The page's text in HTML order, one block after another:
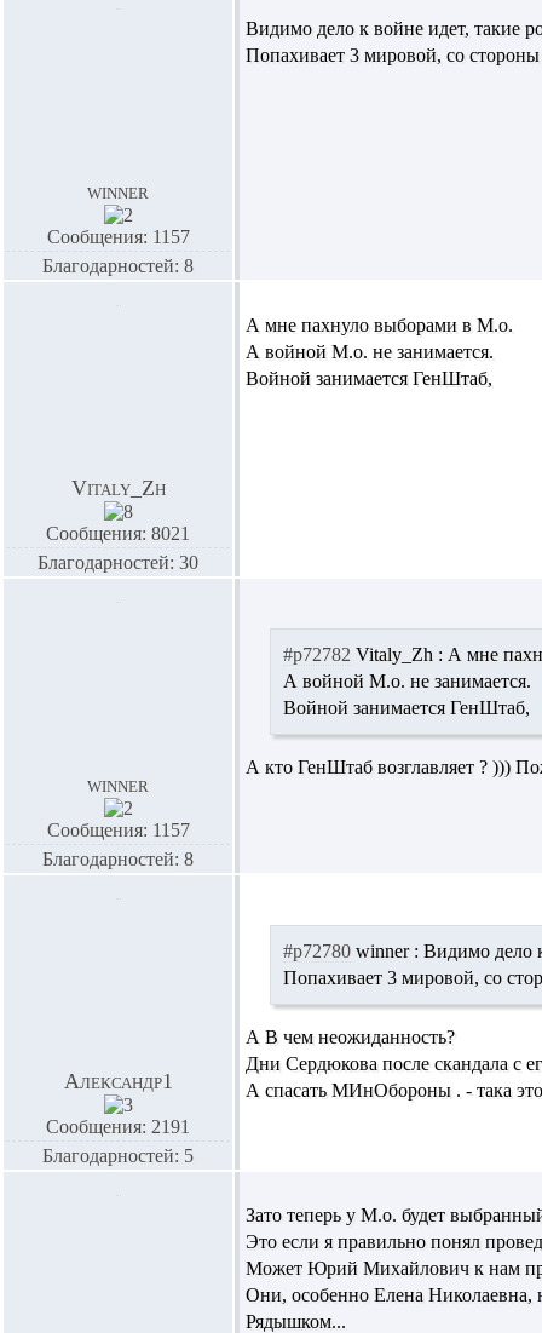
winner
Сообщения: 1157
Благодарностей: 8
Видимо дело к войне идет, такие
Попахивает 3 мировой, со
Vitaly_Zh
Сообщения: 8021
Благодарностей: 30
А мне пахнуло выборами в М.о.
А войной М.о. не занимается.
Войной занимается ГенШтаб,
winner
Сообщения: 1157
Благодарностей: 8
#p72782 Vitaly_Zh : А мне
А войной М.о. не занимается.
Войной занимается ГенШтаб,
А кто ГенШтаб возглавляет ? )))
Александр1
Сообщения: 2191
Благодарностей: 5
#p72780 winner : Видимо дело
Попахивает 3 мировой, со
А В чем неожиданность?
Дни Сердюкова после скандала с
А спасать МИнОбороны . - така
Зато теперь у М.о. будет
Это если я правильно понял
Может Юрий Михайлович к нам
Они, особенно Елена Николаевна,
Рядышком...